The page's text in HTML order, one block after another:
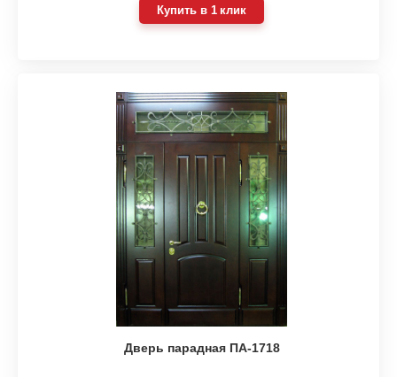
Купить в 1 клик
Дверь парадная ПА-1718